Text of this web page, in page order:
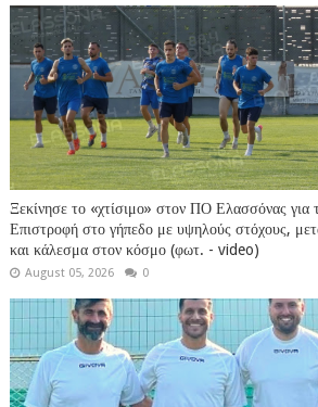
Ξεκίνησε το «χτίσιμο» στον ΠΟ Ελασσόνας για
Επιστροφή στο γήπεδο με υψηλούς στόχους,
και κάλεσμα στον κόσμο (φωτ. - video)
August 05, 2026 0